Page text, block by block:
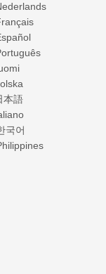
本語
국어